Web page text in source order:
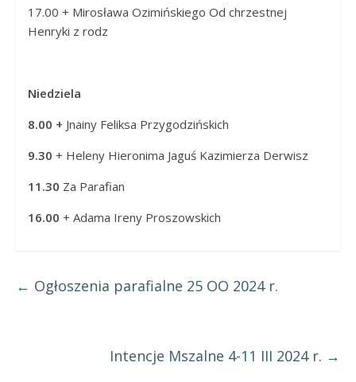
17.00 + Mirosława Ozimińskiego Od chrzestnej
Henryki z rodz
Niedziela
8.00 + Jnainy Feliksa Przygodzińskich
9.30 + Heleny Hieronima Jaguś Kazimierza Derwisz
11.30 Za Parafian
16.00 + Adama Ireny Proszowskich
← Ogłoszenia parafialne 25 OO 2024 r.
Intencje Mszalne 4-11 III 2024 r. →